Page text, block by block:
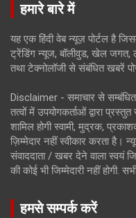
हमारे बारे में
यह एक हिंदी वेब न्यूज़ पोर्टल है
ट्रेंडिंग न्यूज, बॉलीवुड, खेल जगत,
तथा टेक्नोलॉजी से संबंधित खबरें
Disclaimer - समाचार से
तत्वों में उपयोगकर्ताओं द्वारा
शामिल होगी स्वामी, मुद्रक,
ज़िम्मेदार नहीं स्वीकार करता है।
संवाददाता / खबर देने वाला स्वयं
की कोई भी जिम्मेदारी नहीं होगी.
हमसे सम्पर्क करें